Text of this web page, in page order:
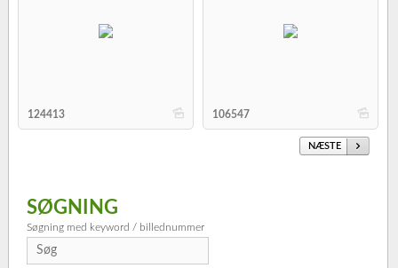
b
124413 b
106547
NÆSTE
SØGNING
Søgning med keyword / billednummer